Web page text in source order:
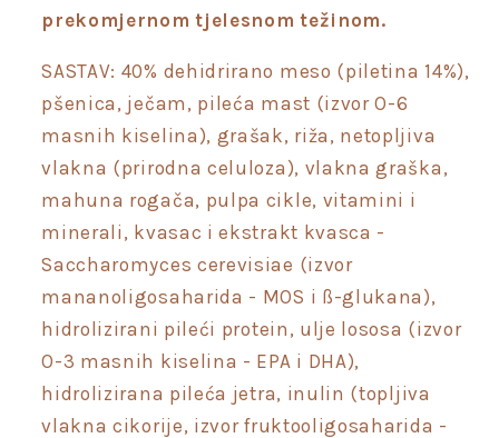
prekomjernom tjelesnom težinom.
SASTAV: 40% dehidrirano meso (piletina 14%),
pšenica, ječam, pileća mast (izvor O-6
masnih kiselina), grašak, riža, netopljiva
vlakna (prirodna celuloza), vlakna graška,
mahuna rogača, pulpa cikle, vitamini i
minerali, kvasac i ekstrakt kvasca -
Saccharomyces cerevisiae (izvor
mananoligosaharida - MOS i ß-glukana),
hidrolizirani pileći protein, ulje lososa (izvor
O-3 masnih kiselina - EPA i DHA),
hidrolizirana pileća jetra, inulin (topljiva
vlakna cikorije, izvor fruktooligosaharida -